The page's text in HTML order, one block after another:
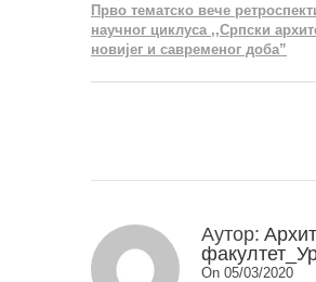
Прво тематско вече
научног циклуса ,,Српски
новијег и савременог доба”
Аутор:
On 05/03/2020